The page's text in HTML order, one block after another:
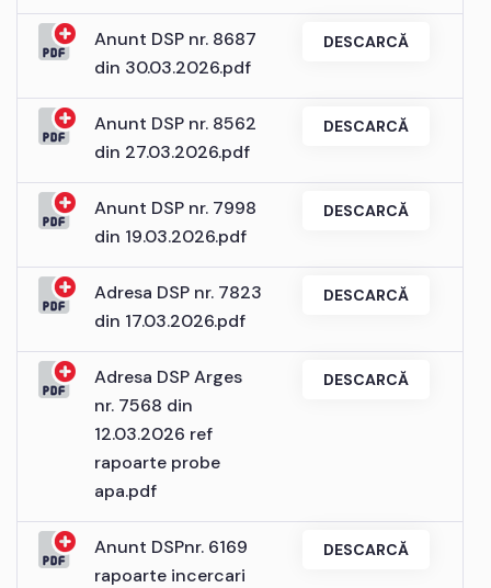
Anunt DSP nr. 8687
din 30.03.2026.pdf
DESCARCĂ
Anunt DSP nr. 8562
din 27.03.2026.pdf
DESCARCĂ
Anunt DSP nr. 7998
din 19.03.2026.pdf
DESCARCĂ
Adresa DSP nr. 7823
din 17.03.2026.pdf
DESCARCĂ
Adresa DSP Arges
nr. 7568 din
12.03.2026 ref
rapoarte probe
apa.pdf
DESCARCĂ
Anunt DSPnr. 6169
rapoarte incercari
DESCARCĂ